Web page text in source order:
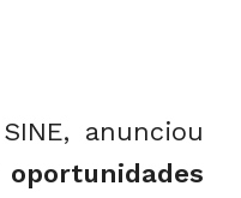
anunciou
oportunidades